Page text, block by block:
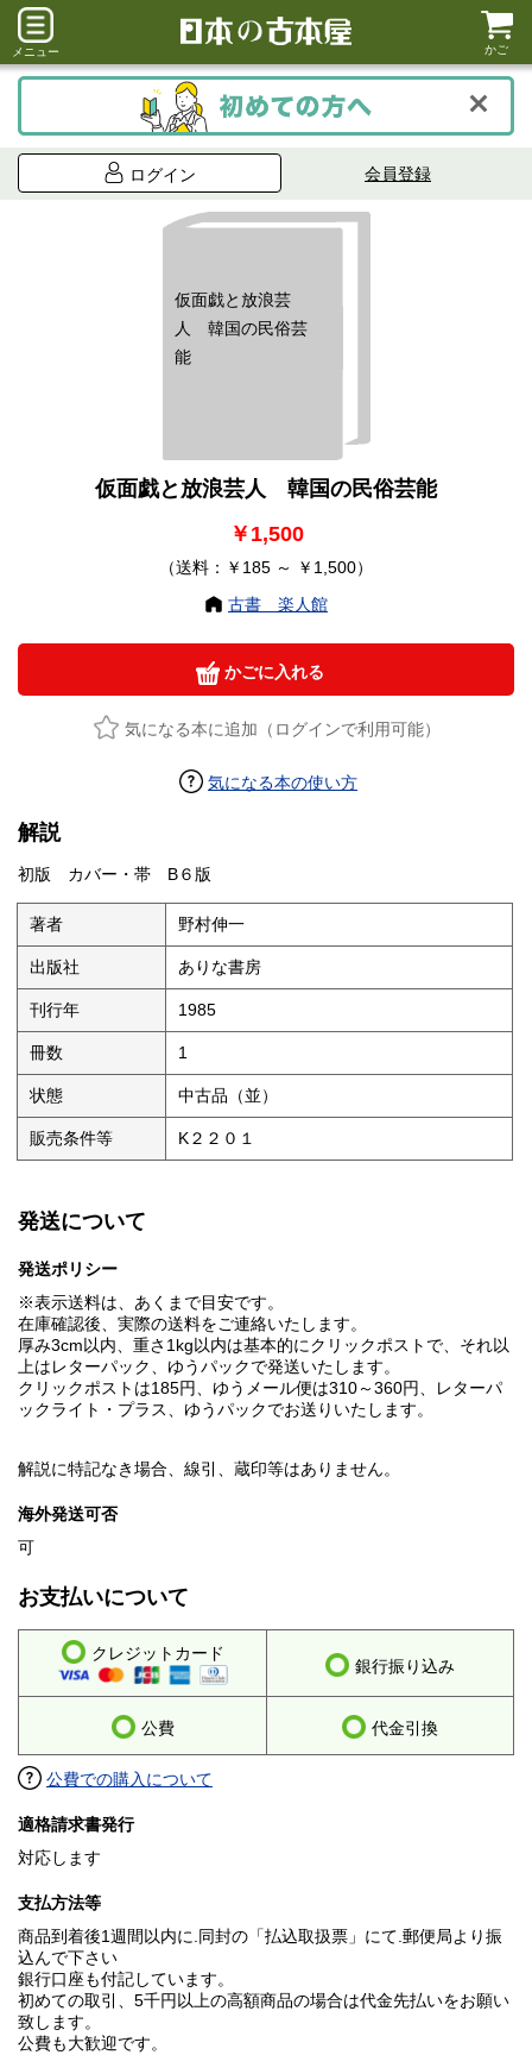
メニュー かご
ログイン 会員登録
仮面戯と放浪芸
人 韓国の民俗芸
能
仮面戯と放浪芸人 韓国の民俗芸能
￥1,500
（送料：￥185 ～ ￥1,500）
古書 楽人館
かごに入れる
気になる本に追加（ログインで利用可能）
気になる本の使い方
解説
初版 カバー・帯 B６版
著者 野村伸一
出版社 ありな書房
刊行年 1985
冊数 1
状態 中古品（並）
販売条件等 K２２０１
発送について
発送ポリシー
※表示送料は、あくまで目安です。
在庫確認後、実際の送料をご連絡いたします。
厚み3cm以内、重さ1kg以内は基本的にクリックポストで、それ以
上はレターパック、ゆうパックで発送いたします。
クリックポストは185円、ゆうメール便は310～360円、レターパ
ックライト・プラス、ゆうパックでお送りいたします。
解説に特記なき場合、線引、蔵印等はありません。
海外発送可否
可
お支払いについて
クレジットカード
銀行振り込み
公費 代金引換
公費での購入について
適格請求書発行
対応します
支払方法等
商品到着後1週間以内に.同封の「払込取扱票」にて.郵便局より振
込んで下さい
銀行口座も付記しています。
初めての取引、5千円以上の高額商品の場合は代金先払いをお願い
致します。
公費も大歓迎です。